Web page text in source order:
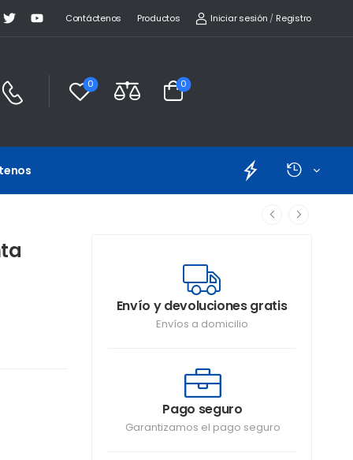
Contáctenos Productos Iniciar sesión / Registro
0 0
Envío y devoluciones gratis
Envíos a domicilio
Pago seguro
Garantizamos el pago seguro